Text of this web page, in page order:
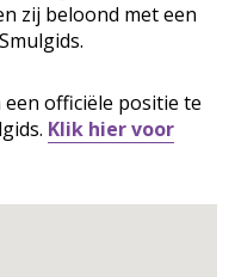
zij beloond met een
officiële positie te
Klik hier voor